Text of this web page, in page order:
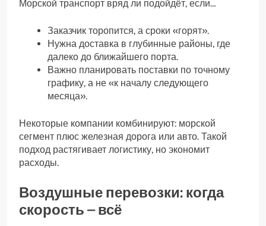
Морской транспорт вряд ли подойдёт, если…
Заказчик торопится, а сроки «горят».
Нужна доставка в глубинные районы, где
далеко до ближайшего порта.
Важно планировать поставки по точному
графику, а не «к началу следующего
месяца».
Некоторые компании комбинируют: морской
сегмент плюс железная дорога или авто. Такой
подход растягивает логистику, но экономит
расходы.
Воздушные перевозки: когда
скорость – всё